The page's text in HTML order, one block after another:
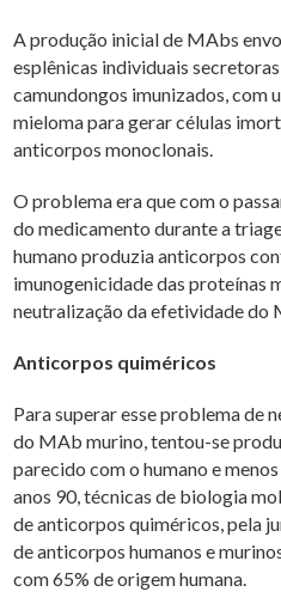
A produção inicial de MAbs
esplênicas individuais
camundongos imunizados, com
mieloma para gerar células
anticorpos monoclonais.
O problema era que com o
do medicamento durante a
humano produzia anticorpos
imunogenicidade das proteínas
neutralização da efetividade do
Anticorpos quiméricos
Para superar esse problema de
do MAb murino, tentou-se
parecido com o humano e
anos 90, técnicas de biologia
de anticorpos quiméricos, pela
de anticorpos humanos e
com 65% de origem humana.